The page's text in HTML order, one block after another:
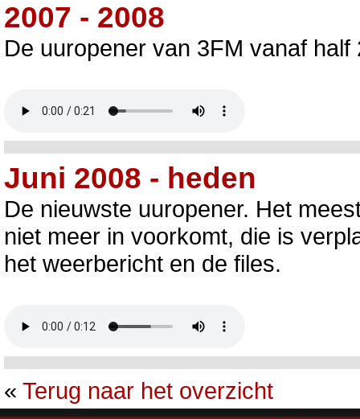
2007 - 2008
De uuropener van 3FM vanaf half
Juni 2008 - heden
De nieuwste uuropener. Het
niet meer in voorkomt, die is
het weerbericht en de files.
« Terug naar het overzicht